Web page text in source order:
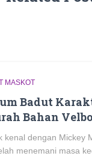
MASKOT
Badut
Bahan
kenal dengan Mickey
menemani masa